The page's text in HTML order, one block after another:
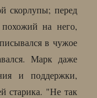
скорлупы; перед
на него,
в чужое
Марк даже
и поддержки,
старика. "Не так